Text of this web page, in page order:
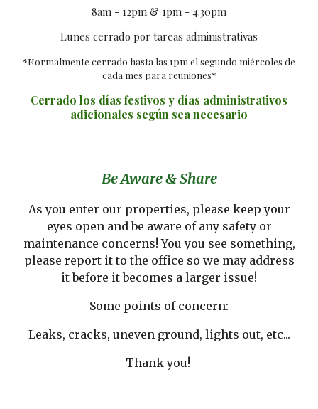
8am - 12pm & 1pm - 4:30pm
Lunes cerrado por tareas administrativas
*Normalmente cerrado hasta las 1pm el segundo miércoles de
cada mes para reuniones*
Cerrado los días festivos y días administrativos
adicionales según sea necesario
Be Aware & Share
As you enter our properties, please keep your
eyes open and be aware of any safety or
maintenance concerns! You you see something,
please report it to the office so we may address
it before it becomes a larger issue!
Some points of concern:
Leaks, cracks, uneven ground, lights out, etc...
Thank you!